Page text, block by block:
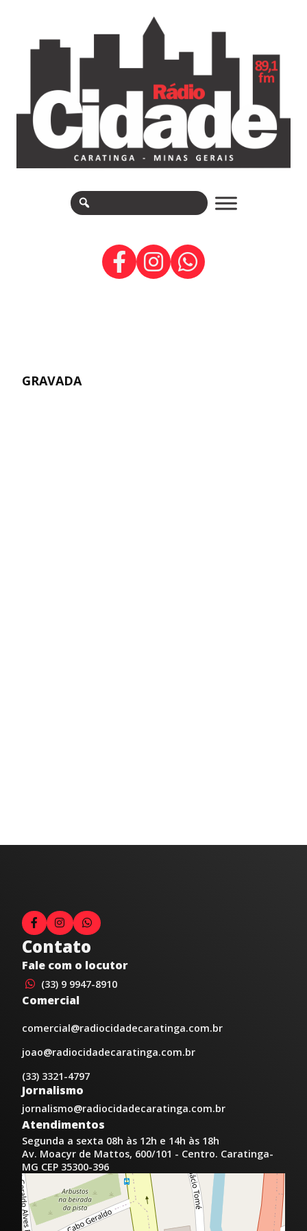
GRAVADA
Contato
Fale com o locutor
(33) 9 9947-8910
Comercial
comercial@radiocidadecaratinga.com.br
joao@radiocidadecaratinga.com.br
(33) 3321-4797
Jornalismo
jornalismo@radiocidadecaratinga.com.br
Atendimentos
Segunda a sexta 08h às 12h e 14h às 18h
Av. Moacyr de Mattos, 600/101 - Centro. Caratinga-
MG CEP 35300-396